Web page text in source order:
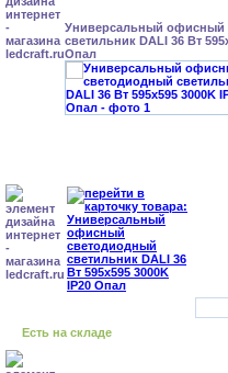
Универсальный офисный
светильник DALI 36 Вт
Опал
Есть на складе